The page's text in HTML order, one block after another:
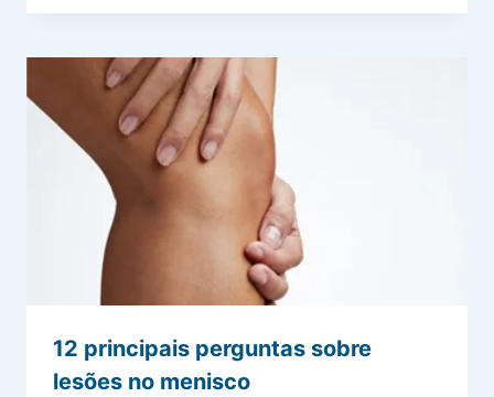
12 principais perguntas sobre
lesões no menisco